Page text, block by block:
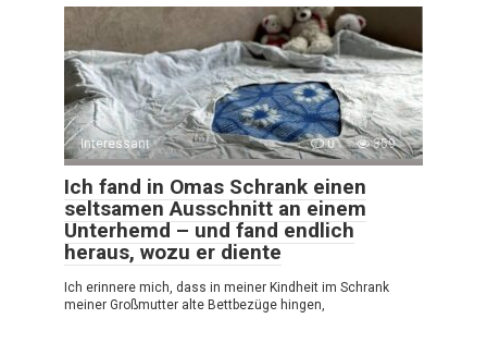
Interessant 0 359
Ich fand in Omas Schrank einen
seltsamen Ausschnitt an einem
Unterhemd – und fand endlich
heraus, wozu er diente
Ich erinnere mich, dass in meiner Kindheit im Schrank
meiner Großmutter alte Bettbezüge hingen,